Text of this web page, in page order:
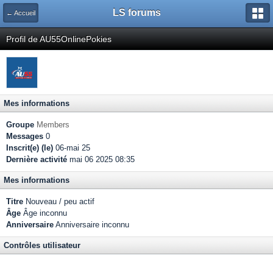
← Accueil LS forums
Profil de AU55OnlinePokies
Mes informations
Groupe Members
Messages 0
Inscrit(e) (le) 06-mai 25
Dernière activité mai 06 2025 08:35
Mes informations
Titre Nouveau / peu actif
Âge Âge inconnu
Anniversaire Anniversaire inconnu
Contrôles utilisateur